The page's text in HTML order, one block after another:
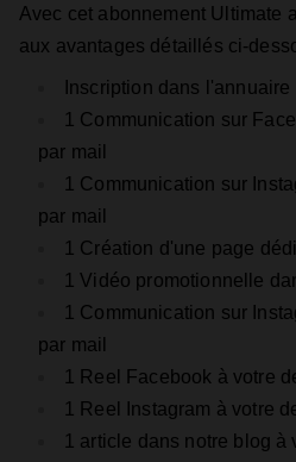
Avec cet abonnement Ultimate
aux avantages détaillés ci-
Inscription dans l'annuaire
1 Communication sur
par mail
1 Communication sur
par mail
1 Création d'une page
1 Vidéo promotionnelle
1 Communication sur
par mail
1 Reel Facebook à votre
1 Reel Instagram à votre
1 article dans notre blog à